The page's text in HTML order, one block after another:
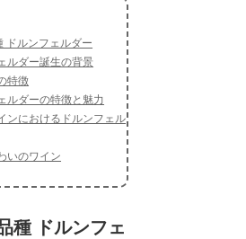
ドルンフェルダー
ルダー誕生の背景
特徴
ルダーの特徴と魅力
ンにおけるドルンフェル
いのワイン
種 ドルンフェ